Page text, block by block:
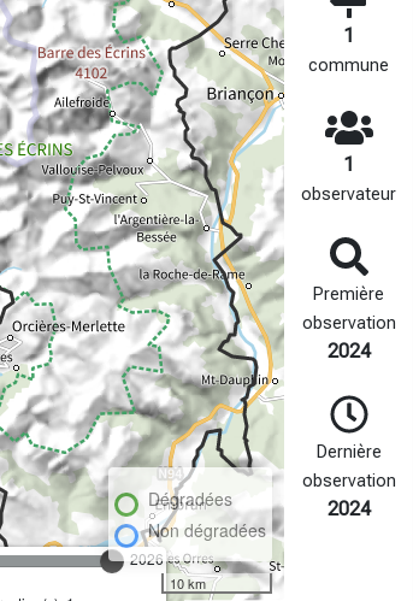
2026
Dégradées
Non dégradées
10 km
1
commune
1
observateur
Première
observation
2024
Dernière
observation
2024